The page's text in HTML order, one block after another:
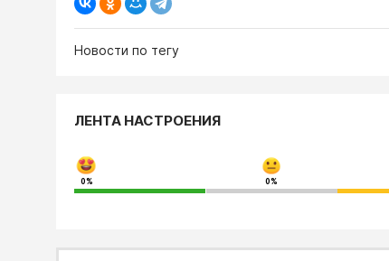
Новости по тегу
ЛЕНТА НАСТРОЕНИЯ
0% 0%